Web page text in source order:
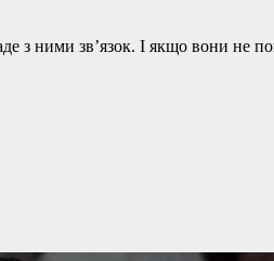
з ними зв’язок. І якщо вони не